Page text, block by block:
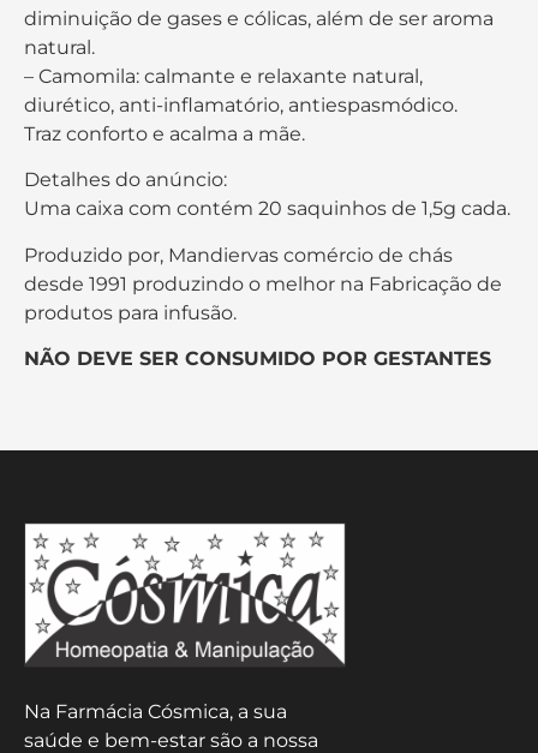
diminuição de gases e cólicas, além de ser aroma
natural.
– Camomila: calmante e relaxante natural,
diurético, anti-inflamatório, antiespasmódico.
Traz conforto e acalma a mãe.
Detalhes do anúncio:
Uma caixa com contém 20 saquinhos de 1,5g cada.
Produzido por, Mandiervas comércio de chás
desde 1991 produzindo o melhor na Fabricação de
produtos para infusão.
NÃO DEVE SER CONSUMIDO POR GESTANTES
Na Farmácia Cósmica, a sua
saúde e bem-estar são a nossa